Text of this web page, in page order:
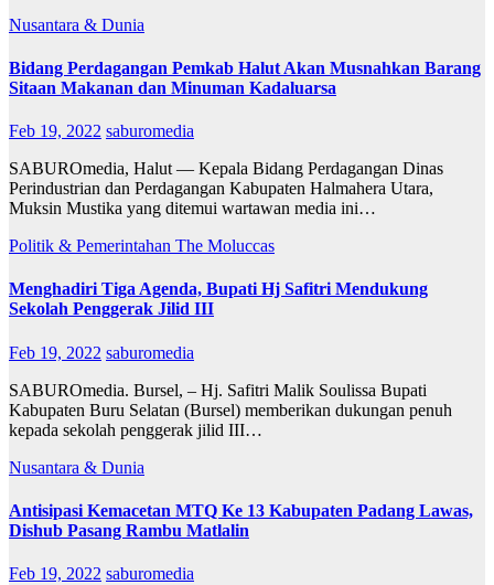
Nusantara & Dunia
Bidang Perdagangan Pemkab Halut Akan Musnahkan Barang
Sitaan Makanan dan Minuman Kadaluarsa
Feb 19, 2022 saburomedia
SABUROmedia, Halut — Kepala Bidang Perdagangan Dinas
Perindustrian dan Perdagangan Kabupaten Halmahera Utara,
Muksin Mustika yang ditemui wartawan media ini…
Politik & Pemerintahan The Moluccas
Menghadiri Tiga Agenda, Bupati Hj Safitri Mendukung
Sekolah Penggerak Jilid III
Feb 19, 2022 saburomedia
SABUROmedia. Bursel, – Hj. Safitri Malik Soulissa Bupati
Kabupaten Buru Selatan (Bursel) memberikan dukungan penuh
kepada sekolah penggerak jilid III…
Nusantara & Dunia
Antisipasi Kemacetan MTQ Ke 13 Kabupaten Padang Lawas,
Dishub Pasang Rambu Matlalin
Feb 19, 2022 saburomedia